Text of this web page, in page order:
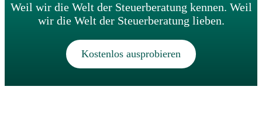
Weil wir die Welt der Steuerberatung kennen. Weil
wir die Welt der Steuerberatung lieben.
Kostenlos ausprobieren